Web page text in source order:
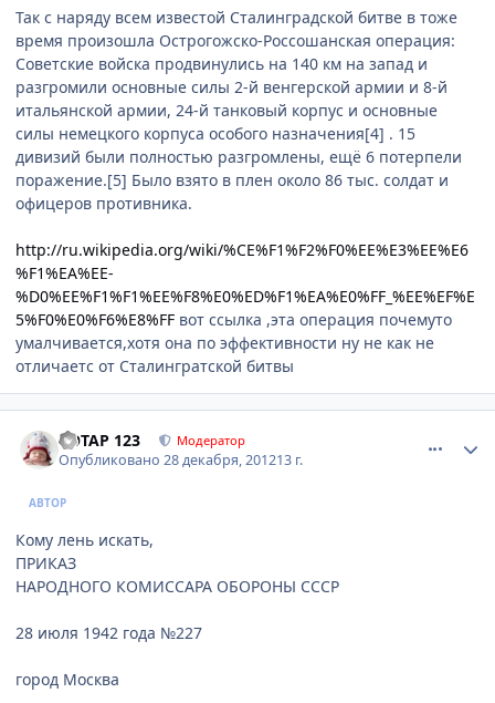
Так с наряду всем известой Сталинградской битве в тоже
время произошла Острогожско-Россошанская операция:
Советские войска продвинулись на 140 км на запад и
разгромили основные силы 2-й венгерской армии и 8-й
итальянской армии, 24-й танковый корпус и основные
силы немецкого корпуса особого назначения[4] . 15
дивизий были полностью разгромлены, ещё 6 потерпели
поражение.[5] Было взято в плен около 86 тыс. солдат и
офицеров противника.
http://ru.wikipedia.org/wiki/%CE%F1%F2%F0%EE%E3%EE%E6
%F1%EA%EE-
%D0%EE%F1%F1%EE%F8%E0%ED%F1%EA%E0%FF_%EE%EF%E
5%F0%E0%F6%E8%FF вот ссылка ,эта операция почемуто
умалчивается,хотя она по эффективности ну не как не
отличаетс от Сталингратской битвы
POTAP 123 Модератор
Опубликовано28 декабря, 201213 г.
АВТОР
Кому лень искать,
ПРИКАЗ
НАРОДНОГО КОМИССАРА ОБОРОНЫ СССР
28 июля 1942 года №227
город Москва